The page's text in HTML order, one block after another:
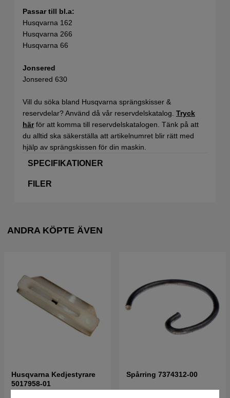
Passar till bl.a:
Husqvarna 162
Husqvarna 266
Husqvarna 66
Jonsered
Jonsered 630
Vill du söka bland Husqvarna sprängskisser &
reservdelar? Använd då vår reservdelskatalog. Tryck
härför att komma till reservdelskatalogen. Tänk på att
du alltid ska säkerställa att artikelnumret blir rätt med
hjälp av sprängskissen för din maskin.
SPECIFIKATIONER
FILER
ANDRA KÖPTE ÄVEN
Husqvarna Kedjestyrare
5017958-01
Spårring 7374312-00